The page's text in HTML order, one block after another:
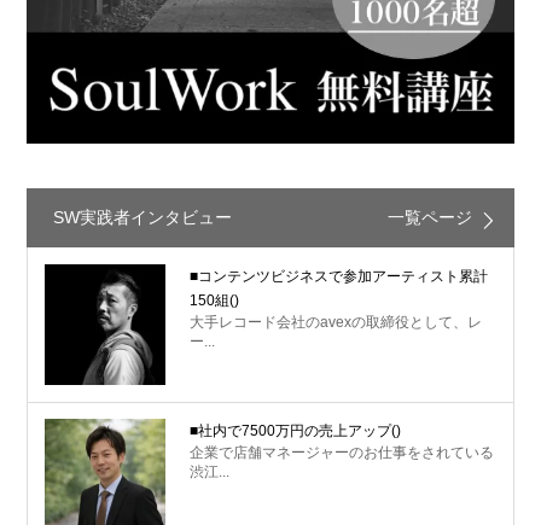
SW実践者インタビュー 一覧ページ
■コンテンツビジネスで参加アーティスト累計
150組()
大手レコード会社のavexの取締役として、レ
ー...
■社内で7500万円の売上アップ()
企業で店舗マネージャーのお仕事をされている
渋江...